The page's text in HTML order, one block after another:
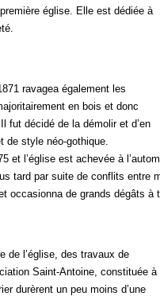
église. Elle est dédiée à
ravagea également les
en bois et donc
fut décidé de la démolir et d’en
de style néo-gothique.
et l’église est achevée à
tard par suite de conflits
occasionna de grands dégâts
de l’église, des travaux de
Saint-Antoine, constituée à
durèrent un peu moins d’une